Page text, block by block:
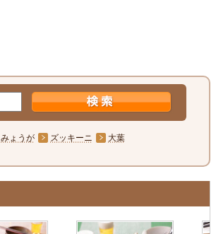
みょうが ズッキーニ 大葉